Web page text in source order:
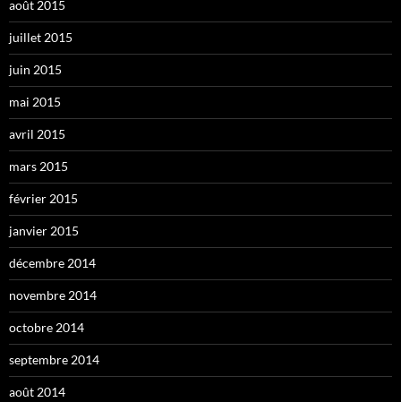
août 2015
juillet 2015
juin 2015
mai 2015
avril 2015
mars 2015
février 2015
janvier 2015
décembre 2014
novembre 2014
octobre 2014
septembre 2014
août 2014